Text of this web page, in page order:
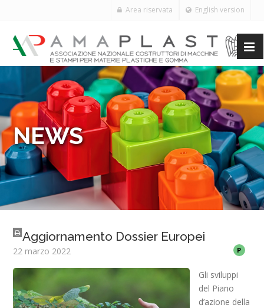
English version
Area riservata
NEWS
Aggiornamento Dossier Europei
22 marzo 2022 P
Gli sviluppi
del Piano
d’azione della